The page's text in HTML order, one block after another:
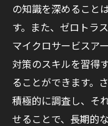
の知識を深めること
す。また、ゼロトラ
マイクロサービスア
対策のスキルを習得
ることができます。
積極的に調査し、そ
せることで、長期的